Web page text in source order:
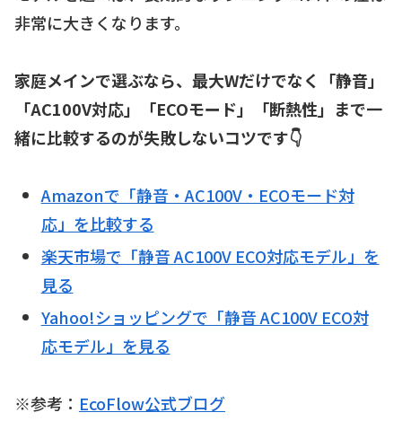
非常に大きくなります。
家庭メインで選ぶなら、最大Wだけでなく「静音」
「AC100V対応」「ECOモード」「断熱性」まで一
緒に比較するのが失敗しないコツです👇
Amazonで「静音・AC100V・ECOモード対
応」を比較する
楽天市場で「静音 AC100V ECO対応モデル」を
見る
Yahoo!ショッピングで「静音 AC100V ECO対
応モデル」を見る
※参考： EcoFlow公式ブログ